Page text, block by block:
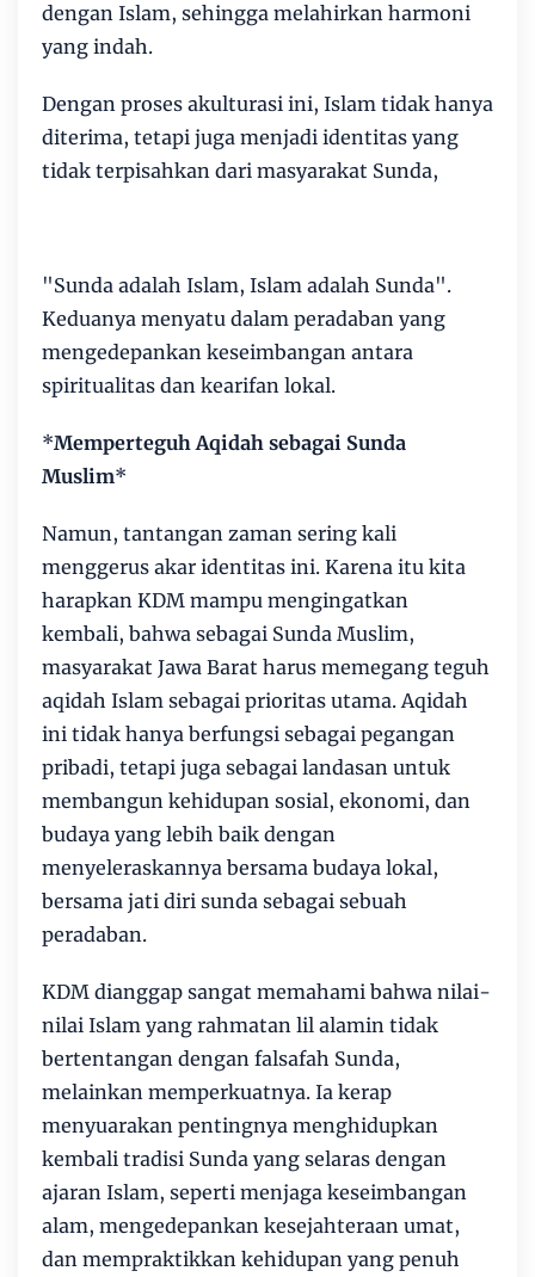
dengan Islam, sehingga melahirkan harmoni
yang indah.
Dengan proses akulturasi ini, Islam tidak hanya
diterima, tetapi juga menjadi identitas yang
tidak terpisahkan dari masyarakat Sunda,
"Sunda adalah Islam, Islam adalah Sunda".
Keduanya menyatu dalam peradaban yang
mengedepankan keseimbangan antara
spiritualitas dan kearifan lokal.
*Memperteguh Aqidah sebagai Sunda
Muslim*
Namun, tantangan zaman sering kali
menggerus akar identitas ini. Karena itu kita
harapkan KDM mampu mengingatkan
kembali, bahwa sebagai Sunda Muslim,
masyarakat Jawa Barat harus memegang teguh
aqidah Islam sebagai prioritas utama. Aqidah
ini tidak hanya berfungsi sebagai pegangan
pribadi, tetapi juga sebagai landasan untuk
membangun kehidupan sosial, ekonomi, dan
budaya yang lebih baik dengan
menyeleraskannya bersama budaya lokal,
bersama jati diri sunda sebagai sebuah
peradaban.
KDM dianggap sangat memahami bahwa nilai-
nilai Islam yang rahmatan lil alamin tidak
bertentangan dengan falsafah Sunda,
melainkan memperkuatnya. Ia kerap
menyuarakan pentingnya menghidupkan
kembali tradisi Sunda yang selaras dengan
ajaran Islam, seperti menjaga keseimbangan
alam, mengedepankan kesejahteraan umat,
dan mempraktikkan kehidupan yang penuh